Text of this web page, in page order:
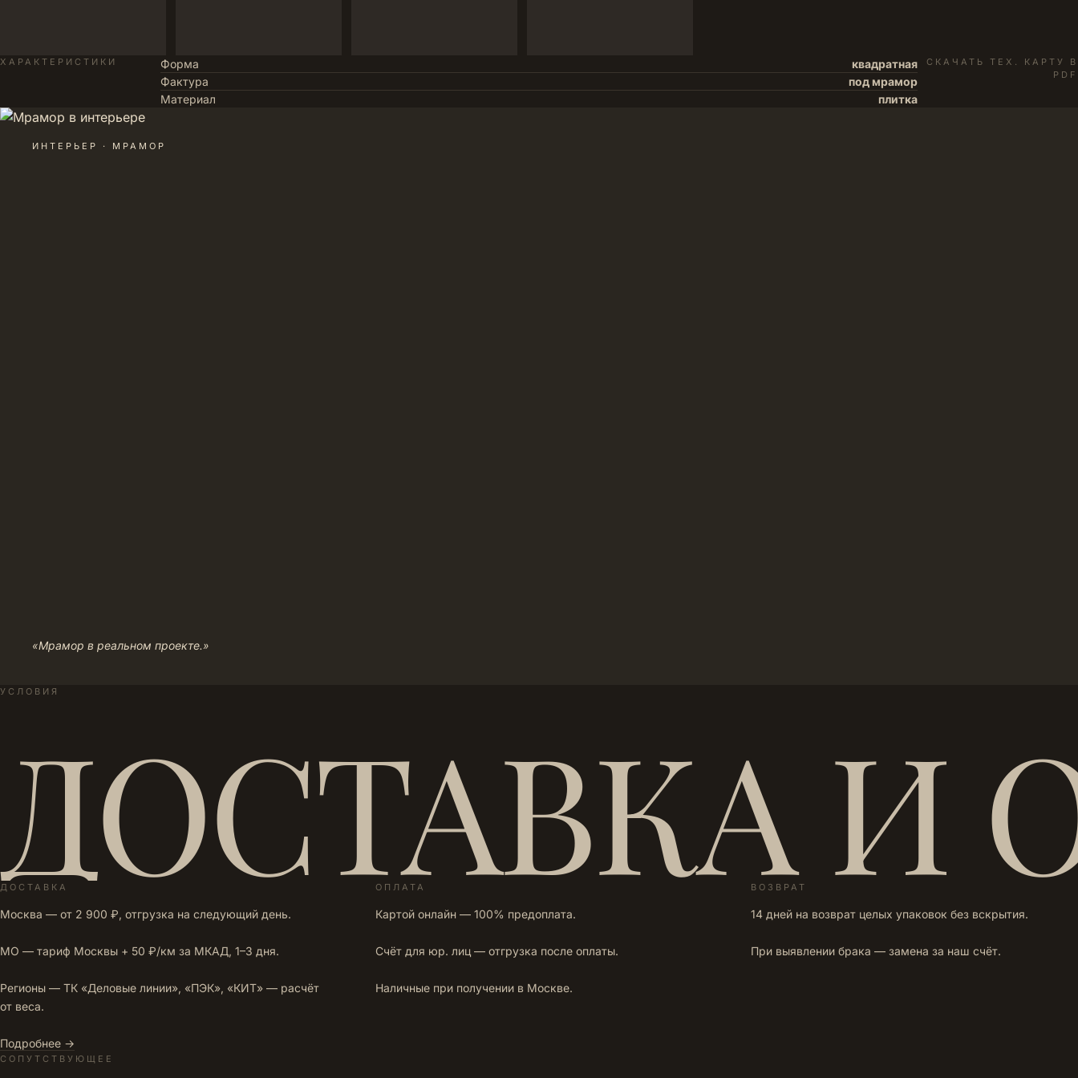
ХАРАКТЕРИСТИКИ Форма
квадратная
Фактура
под мрамор
Материал
плитка
СКАЧАТЬ ТЕХ. КАРТУ В
PDF
ИНТЕРЬЕР · МРАМОР
«Мрамор в реальном проекте.»
УСЛОВИЯ
ДОСТАВКА И
ДОСТАВКА
Москва — от 2 900 ₽, отгрузка на следующий день.
МО — тариф Москвы + 50 ₽/км за МКАД, 1–3 дня.
Регионы — ТК «Деловые линии», «ПЭК», «КИТ» — расчёт
от веса.
Подробнее →
ОПЛАТА
Картой онлайн — 100% предоплата.
Счёт для юр. лиц — отгрузка после оплаты.
Наличные при получении в Москве.
ВОЗВРАТ
14 дней на возврат целых упаковок без вскрытия.
При выявлении брака — замена за наш счёт.
СОПУТСТВУЮЩЕЕ